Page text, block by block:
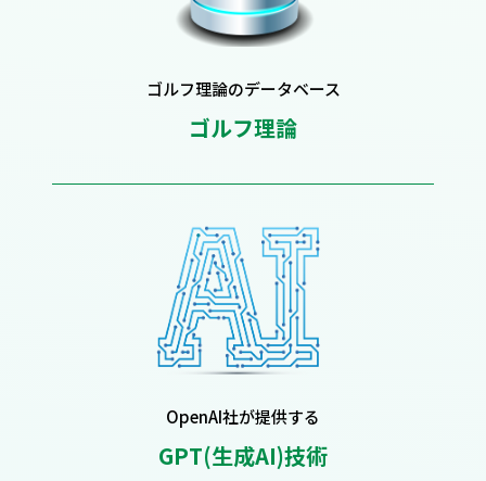
ゴルフ理論のデータベース
ゴルフ理論
OpenAI社が提供する
GPT(生成AI)技術